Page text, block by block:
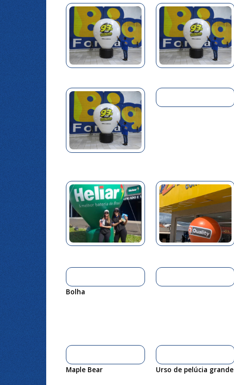
Bolha
Maple Bear Urso de pelúcia grande